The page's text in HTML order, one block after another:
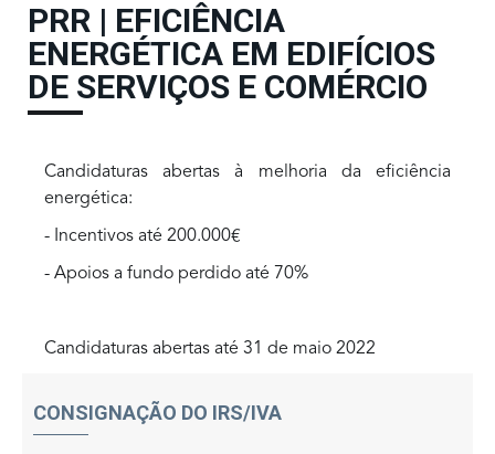
PRR | EFICIÊNCIA
ENERGÉTICA EM EDIFÍCIOS
DE SERVIÇOS E COMÉRCIO
Candidaturas abertas à melhoria da eficiência
energética:
- Incentivos até 200.000€
- Apoios a fundo perdido até 70%
Candidaturas abertas até 31 de maio 2022
CONSIGNAÇÃO DO IRS/IVA